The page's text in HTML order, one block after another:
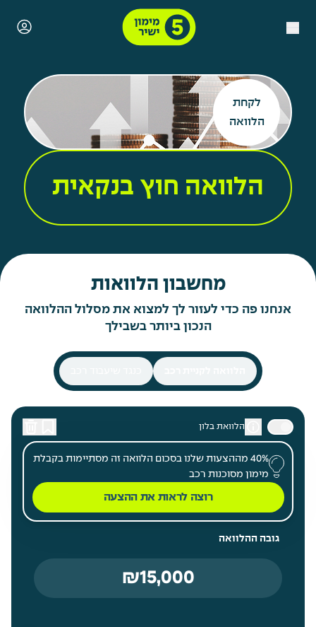
לקחת
הלוואה
הלוואה חוץ בנקאית
מחשבון הלוואות
אנחנו פה כדי לעזור לך למצוא את מסלול ההלוואה
הנכון ביותר בשבילך
הלוואת בלון
40% מההצעות שלנו בסכום הלוואה זה מסתיימות בקבלת
מימון מסוכנות רכב
רוצה לראות את ההצעה
גובה ההלוואה